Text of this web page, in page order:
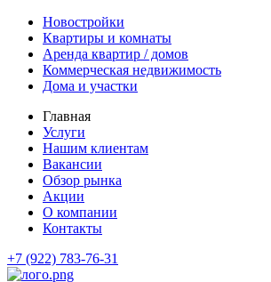
Новостройки
Квартиры и комнаты
Аренда квартир / домов
Коммерческая недвижимость
Дома и участки
Главная
Услуги
Нашим клиентам
Вакансии
Обзор рынка
Акции
О компании
Контакты
+7 (922) 783-76-31